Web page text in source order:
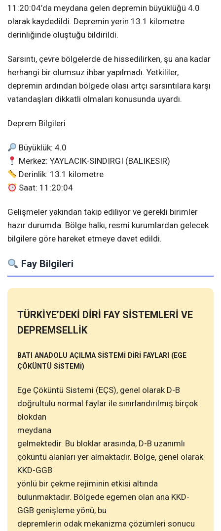
11:20:04’da meydana gelen depremin büyüklüğü 4.0
olarak kaydedildi. Depremin yerin 13.1 kilometre
derinliğinde oluştuğu bildirildi.
Sarsıntı, çevre bölgelerde de hissedilirken, şu ana kadar
herhangi bir olumsuz ihbar yapılmadı. Yetkililer,
depremin ardından bölgede olası artçı sarsıntılara karşı
vatandaşları dikkatli olmaları konusunda uyardı.
Deprem Bilgileri
Büyüklük: 4.0
Merkez: YAYLACIK-SINDIRGI (BALIKESIR)
Derinlik: 13.1 kilometre
Saat: 11:20:04
Gelişmeler yakından takip ediliyor ve gerekli birimler
hazır durumda. Bölge halkı, resmi kurumlardan gelecek
bilgilere göre hareket etmeye davet edildi.
Fay Bilgileri
TÜRKİYE’DEKİ DİRİ FAY SİSTEMLERİ VE
DEPREMSELLİK
BATI ANADOLU AÇILMA SİSTEMİ DİRİ FAYLARI (EGE
ÇÖKÜNTÜ SİSTEMİ)
Ege Çöküntü Sistemi (EÇS), genel olarak D-B
doğrultulu normal faylar ile sınırlandırılmış birçok
blokdan
meydana
gelmektedir. Bu bloklar arasında, D-B uzanımlı
çöküntü alanları yer almaktadır. Bölge, genel olarak
KKD-GGB
yönlü bir çekme rejiminin etkisi altında
bulunmaktadır. Bölgede egemen olan ana KKD-
GGB genişleme yönü, bu
depremlerin odak mekanizma çözümleri sonucu